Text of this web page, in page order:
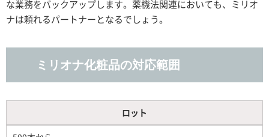
な業務をバックアップします。薬機法関連においても、ミリオ
ナは頼れるパートナーとなるでしょう。
ミリオナ化粧品の対応範囲
ロット